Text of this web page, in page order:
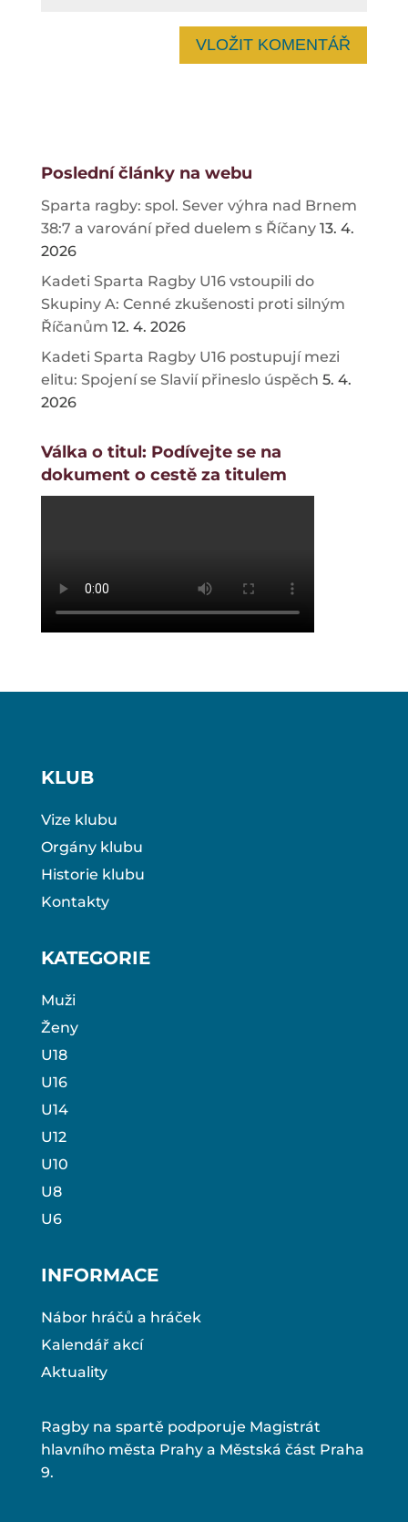
Poslední články na webu
Sparta ragby: spol. Sever výhra nad Brnem
38:7 a varování před duelem s Říčany 13. 4.
2026
Kadeti Sparta Ragby U16 vstoupili do
Skupiny A: Cenné zkušenosti proti silným
Říčanům 12. 4. 2026
Kadeti Sparta Ragby U16 postupují mezi
elitu: Spojení se Slavií přineslo úspěch 5. 4.
2026
Válka o titul: Podívejte se na
dokument o cestě za titulem
KLUB
Vize klubu
Orgány klubu
Historie klubu
Kontakty
KATEGORIE
Muži
Ženy
U18
U16
U14
U12
U10
U8
U6
INFORMACE
Nábor hráčů a hráček
Kalendář akcí
Aktuality
Ragby na spartě podporuje Magistrát
hlavního města Prahy a Městská část Praha
9.